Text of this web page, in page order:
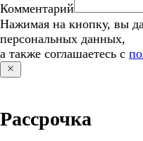
Комментарий
Нажимая на кнопку, вы
персональных данных,
а также соглашаетесь с
Рассрочка